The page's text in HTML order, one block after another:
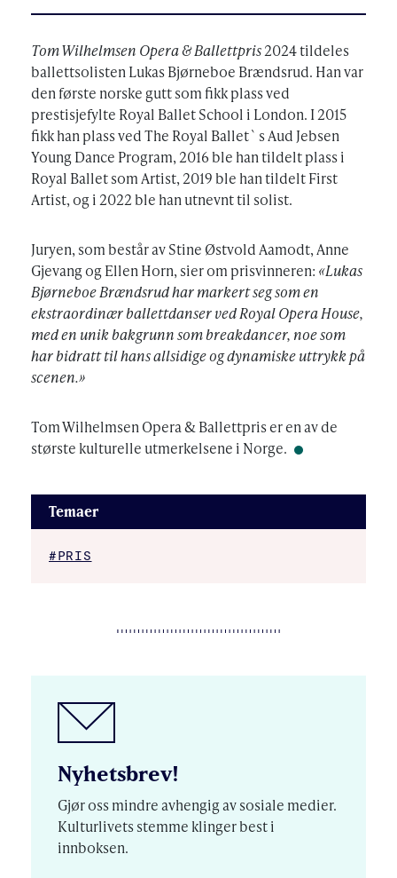
Tom Wilhelmsen Opera & Ballettpris2024 tildeles
ballettsolisten Lukas Bjørneboe Brændsrud. Han var
den første norske gutt som fikk plass ved
prestisjefylte Royal Ballet School i London. I 2015
fikk han plass ved The Royal Ballet`s Aud Jebsen
Young Dance Program, 2016 ble han tildelt plass i
Royal Ballet som Artist, 2019 ble han tildelt First
Artist, og i 2022 ble han utnevnt til solist.
Juryen, som består av Stine Østvold Aamodt, Anne
Gjevang og Ellen Horn, sier om prisvinneren: «Lukas
Bjørneboe Brændsrud har markert seg som en
ekstraordinær ballettdanser ved Royal Opera House,
med en unik bakgrunn som breakdancer, noe som
har bidratt til hans allsidige og dynamiske uttrykk på
scenen.»
Tom Wilhelmsen Opera & Ballettpris er en av de
største kulturelle utmerkelsene i Norge.
Temaer
#PRIS
Nyhetsbrev!
Gjør oss mindre avhengig av sosiale medier.
Kulturlivets stemme klinger best i
innboksen.